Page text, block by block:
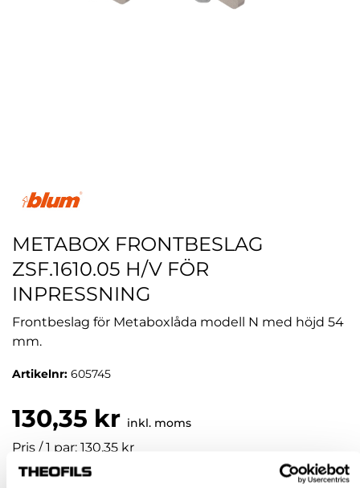
METABOX FRONTBESLAG
ZSF.1610.05 H/V FÖR
INPRESSNING
Frontbeslag för Metaboxlåda modell N med höjd 54
mm.
Artikelnr: 605745
130,35 kr inkl. moms
Pris / 1 par: 130,35 kr